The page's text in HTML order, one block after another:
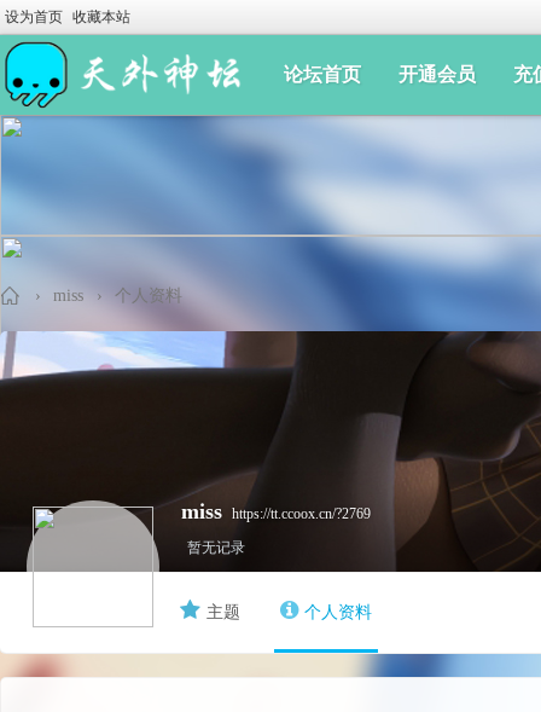
设为首页 收藏本站
论坛首页 开通会员 充
› miss › 个人资料
miss https://tt.ccoox.cn/?2769
暂无记录
主题 个人资料